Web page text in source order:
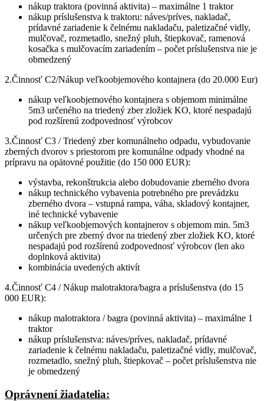
nákup traktora (povinná aktivita) – maximálne 1 traktor
nákup príslušenstva k traktoru: náves/príves, nakladač,
prídavné zariadenie k čelnému nakladaču, paletizačné vidly,
mulčovač, rozmetadlo, snežný pluh, štiepkovač, ramenová
kosačka s mulčovacím zariadením – počet príslušenstva nie je
obmedzený
2.Činnosť C2/Nákup veľkoobjemového kontajnera (do 20.000 Eur)
nákup veľkoobjemového kontajnera s objemom minimálne
5m3 určeného na triedený zber zložiek KO, ktoré nespadajú
pod rozšírenú zodpovednosť výrobcov
3.Činnosť C3 / Triedený zber komunálneho odpadu, vybudovanie
zberných dvorov s priestorom pre komunálne odpady vhodné na
prípravu na opätovné použitie (do 150 000 EUR):
výstavba, rekonštrukcia alebo dobudovanie zberného dvora
nákup technického vybavenia potrebného pre prevádzku
zberného dvora – vstupná rampa, váha, skladový kontajner,
iné technické vybavenie
nákup veľkoobjemových kontajnerov s objemom min. 5m3
určených pre zberný dvor na triedený zber zložiek KO, ktoré
nespadajú pod rozšírenú zodpovednosť výrobcov (len ako
doplnková aktivita)
kombinácia uvedených aktivít
4.Činnosť C4 / Nákup malotraktora/bagra a príslušenstva (do 15
000 EUR):
nákup malotraktora / bagra (povinná aktivita) – maximálne 1
traktor
nákup príslušenstva: náves/príves, nakladač, prídavné
zariadenie k čelnému nakladaču, paletizačné vidly, mulčovač,
rozmetadlo, snežný pluh, štiepkovač – počet príslušenstva nie
je obmedzený
Oprávnení žiadatelia: